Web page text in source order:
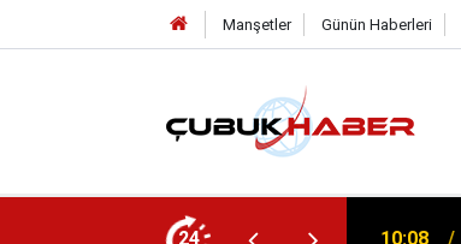
Manşetler Günün Haberleri
24
Eranıl Vizyonu 12:06